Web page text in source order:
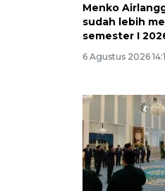
Menko
sudah lebih
semester I
6 Agustus 2026